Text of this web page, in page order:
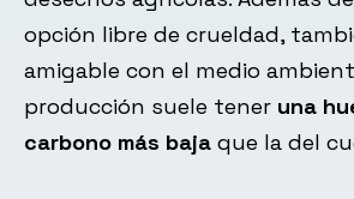
opción libre de crueldad,
amigable con el medio
producción suele tener una
carbono más baja que la del